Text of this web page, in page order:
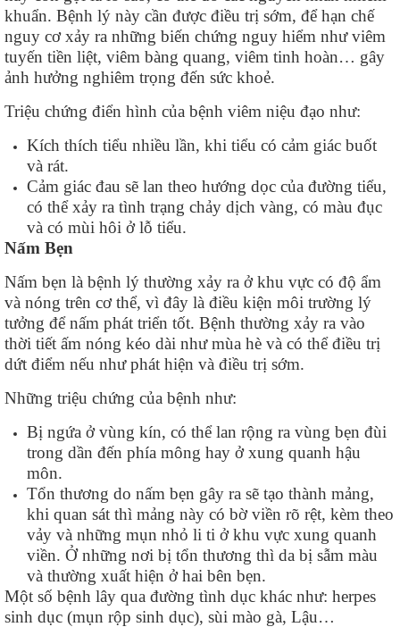
khuẩn. Bệnh lý này cần được điều trị sớm, để hạn chế
nguy cơ xảy ra những biến chứng nguy hiểm như viêm
tuyến tiền liệt, viêm bàng quang, viêm tinh hoàn… gây
ảnh hưởng nghiêm trọng đến sức khoẻ.
Triệu chứng điển hình của bệnh viêm niệu đạo như:
Kích thích tiểu nhiều lần, khi tiểu có cảm giác buốt
và rát.
Cảm giác đau sẽ lan theo hướng dọc của đường tiểu,
có thể xảy ra tình trạng chảy dịch vàng, có màu đục
và có mùi hôi ở lỗ tiểu.
Nấm Bẹn
Nấm bẹn là bệnh lý thường xảy ra ở khu vực có độ ẩm
và nóng trên cơ thể, vì đây là điều kiện môi trường lý
tưởng để nấm phát triển tốt. Bệnh thường xảy ra vào
thời tiết ấm nóng kéo dài như mùa hè và có thể điều trị
dứt điểm nếu như phát hiện và điều trị sớm.
Những triệu chứng của bệnh như:
Bị ngứa ở vùng kín, có thể lan rộng ra vùng bẹn đùi
trong dần đến phía mông hay ở xung quanh hậu
môn.
Tổn thương do nấm bẹn gây ra sẽ tạo thành mảng,
khi quan sát thì mảng này có bờ viền rõ rệt, kèm theo
vảy và những mụn nhỏ li ti ở khu vực xung quanh
viền. Ở những nơi bị tổn thương thì da bị sẫm màu
và thường xuất hiện ở hai bên bẹn.
Một số bệnh lây qua đường tình dục khác như: herpes
sinh dục (mụn rộp sinh dục), sùi mào gà, Lậu…